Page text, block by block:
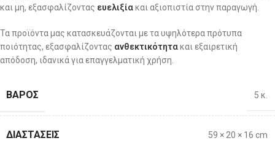
και μη, εξασφαλίζοντας ευελιξίακαι αξιοπιστία στην παραγωγή.
Τα προϊόντα μας κατασκευάζονται με τα υψηλότερα πρότυπα
ποιότητας, εξασφαλίζοντας ανθεκτικότητακαι εξαιρετική
απόδοση, ιδανικά για επαγγελματική χρήση.
ΒΆΡΟΣ 5 κ.
ΔΙΑΣΤΆΣΕΙΣ 59 × 20 × 16 cm